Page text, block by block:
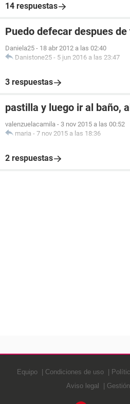
14 respuestas
Puedo defecar despues
Daniela25 - 18 abr 2012 a las 02:40
Danistone25 - 5 jun 2016 a las 23:47
3 respuestas
pastilla y luego ir al baño,
valenzuelacamila - 3 nov 2015 a las 00:52
maria - 7 nov 2015 a las 18:36
2 respuestas
Equipo Condiciones de uso
Aviso legal